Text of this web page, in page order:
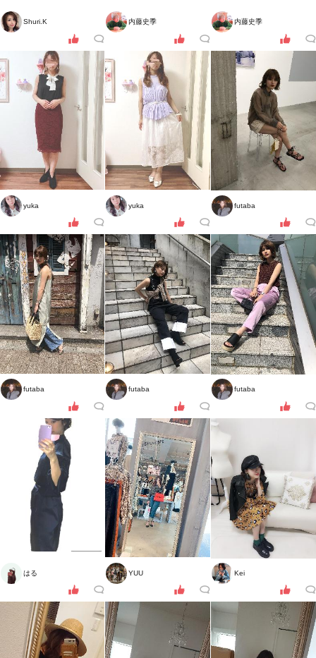
Shuri.K 内藤史季 内藤史季
yuka yuka futaba
futaba futaba futaba
はる YUU Kei